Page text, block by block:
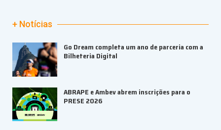
+ Notícias
Go Dream completa um ano de parceria com a
Bilheteria Digital
ABRAPE e Ambev abrem inscrições para o
PRESE 2026